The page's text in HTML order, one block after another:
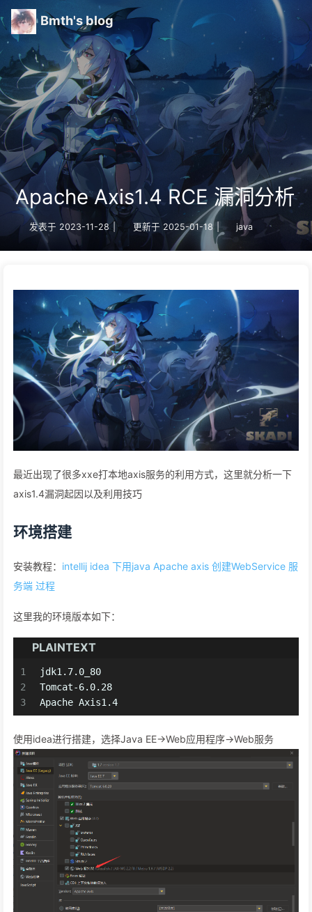
Bmth's blog
Apache Axis1.4 RCE 漏洞分析
发表于 2023-11-28 | 更新于 2025-01-18 java
最近出现了很多xxe打本地axis服务的利用方式，这里就分析一下
axis1.4漏洞起因以及利用技巧
环境搭建
安装教程： intellij idea 下用java Apache axis 创建WebService 服
务端 过程
这里我的环境版本如下：
PLAINTEXT
1
2
3
jdk1.7.0_80
Tomcat-6.0.28
Apache Axis1.4
使用idea进行搭建，选择Java EE->Web应用程序->Web服务